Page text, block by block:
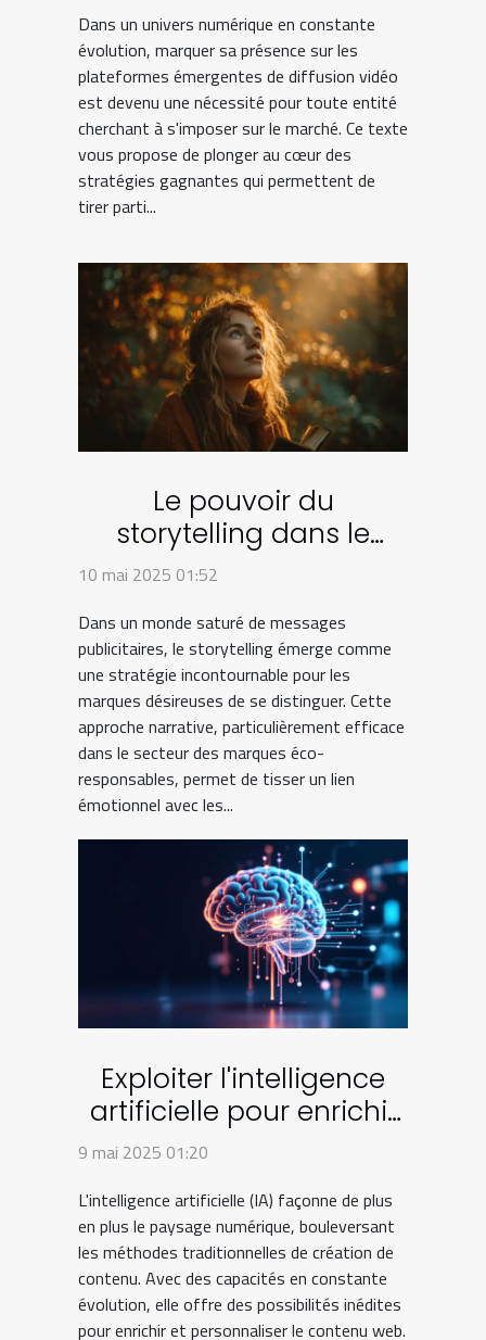
Dans un univers numérique en constante
évolution, marquer sa présence sur les
plateformes émergentes de diffusion vidéo
est devenu une nécessité pour toute entité
cherchant à s'imposer sur le marché. Ce texte
vous propose de plonger au cœur des
stratégies gagnantes qui permettent de
tirer parti...
Le pouvoir du
storytelling dans le
marketing des marques
10 mai 2025 01:52
Dans un monde saturé de messages
publicitaires, le storytelling émerge comme
une stratégie incontournable pour les
marques désireuses de se distinguer. Cette
approche narrative, particulièrement efficace
dans le secteur des marques éco-
responsables, permet de tisser un lien
émotionnel avec les...
Exploiter l'intelligence
artificielle pour enrichir
le contenu web
9 mai 2025 01:20
L'intelligence artificielle (IA) façonne de plus
en plus le paysage numérique, bouleversant
les méthodes traditionnelles de création de
contenu. Avec des capacités en constante
évolution, elle offre des possibilités inédites
pour enrichir et personnaliser le contenu web.